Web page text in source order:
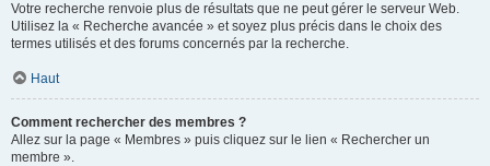
Votre recherche renvoie plus de résultats que ne peut gérer le serveur Web.
Utilisez la « Recherche avancée » et soyez plus précis dans le choix des
termes utilisés et des forums concernés par la recherche.
Haut
Comment rechercher des membres ?
Allez sur la page « Membres » puis cliquez sur le lien « Rechercher un
membre ».